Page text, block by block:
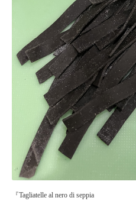
『Tagliatelle al nero di seppia